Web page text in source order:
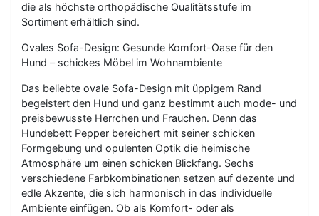
die als höchste orthopädische Qualitätsstufe im
Sortiment erhältlich sind.
Ovales Sofa-Design: Gesunde Komfort-Oase für den
Hund – schickes Möbel im Wohnambiente
Das beliebte ovale Sofa-Design mit üppigem Rand
begeistert den Hund und ganz bestimmt auch mode- und
preisbewusste Herrchen und Frauchen. Denn das
Hundebett Pepper bereichert mit seiner schicken
Formgebung und opulenten Optik die heimische
Atmosphäre um einen schicken Blickfang. Sechs
verschiedene Farbkombinationen setzen auf dezente und
edle Akzente, die sich harmonisch in das individuelle
Ambiente einfügen. Ob als Komfort- oder als